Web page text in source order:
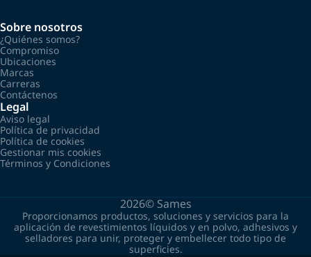
Sobre nosotros
¿Quiénes somos?
Compromiso
Ubicaciones
Marcas
Carreras
Contáctenos
Legal
Aviso legal
Política de privacidad
Política de cookies
Gestionar mis cookies
Términos y Condiciones
2026© Sames
Proporcionamos productos, soluciones y servicios para la
aplicación de revestimientos líquidos y en polvo, adhesivos y
selladores para unir, proteger y embellecer todo tipo de
superficies.